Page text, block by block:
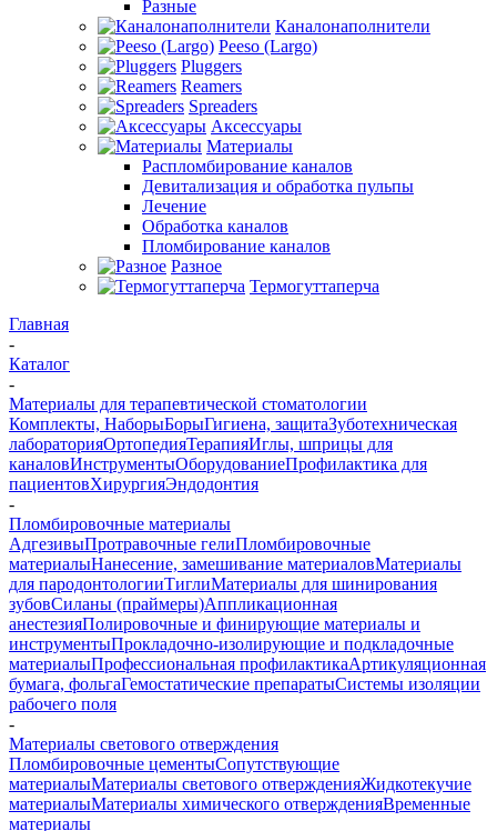
Разные
Каналонаполнители
Peeso (Largo)
Pluggers
Reamers
Spreaders
Аксессуары
Материалы
Распломбирование каналов
Девитализация и обработка пульпы
Лечение
Обработка каналов
Пломбирование каналов
Разное
Термогуттаперча
Главная
-
Каталог
-
Материалы для терапевтической стоматологии
Комплекты, НаборыБорыГигиена, защитаЗуботехническая
лабораторияОртопедияТерапияИглы, шприцы для
каналовИнструментыОборудованиеПрофилактика для
пациентовХирургияЭндодонтия
-
Пломбировочные материалы
АдгезивыПротравочные гелиПломбировочные
материалыНанесение, замешивание материаловМатериалы
для пародонтологииТиглиМатериалы для шинирования
зубовСиланы (праймеры)Аппликационная
анестезияПолировочные и финирующие материалы и
инструментыПрокладочно-изолирующие и подкладочные
материалыПрофессиональная профилактикаАртикуляционная
бумага, фольгаГемостатические препаратыСистемы изоляции
рабочего поля
-
Материалы светового отверждения
Пломбировочные цементыСопутствующие
материалыМатериалы светового отвержденияЖидкотекучие
материалыМатериалы химического отвержденияВременные
материалы